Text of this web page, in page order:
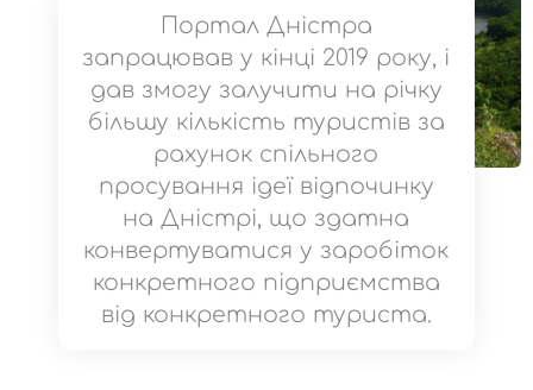
Портал Дністра
запрацював у кінці 2019 року, і
дав змогу залучити на річку
більшу кількість туристів за
рахунок спільного
просування ідеї відпочинку
на Дністрі, що здатна
конвертуватися у заробіток
конкретного підприємства
від конкретного туриста.